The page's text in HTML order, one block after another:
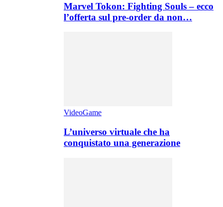
Marvel Tokon: Fighting Souls – ecco
l’offerta sul pre-order da non…
VideoGame
L’universo virtuale che ha
conquistato una generazione